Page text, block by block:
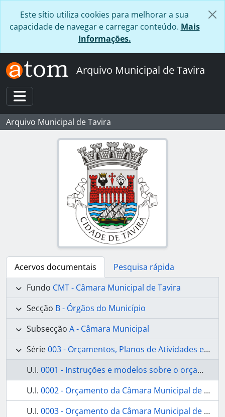
Este sítio utiliza cookies para melhorar a sua
capacidade de navegar e carregar conteúdo. Mais
Informações.
Arquivo Municipal de Tavira
Toggle navigation
Arquivo Municipal de Tavira
Acervos documentais
Pesquisa rápida
Fundo CMT - Câmara Municipal de Tavira
Secção B - Órgãos do Município
Subsecção A - Câmara Municipal
Série003 - Orçamentos, Planos de Atividades e Relatórios da Gerência
U.I. 0001 - Instruções e modelos sobre o orçamento e contabilidade municipal
U.I. 0002 - Orçamento da Câmara Municipal de Tavira para o ano económico de 1844-1845
U.I. 0003 - Orçamento da Câmara Municipal de Tavira para o ano económico de 1845-1846